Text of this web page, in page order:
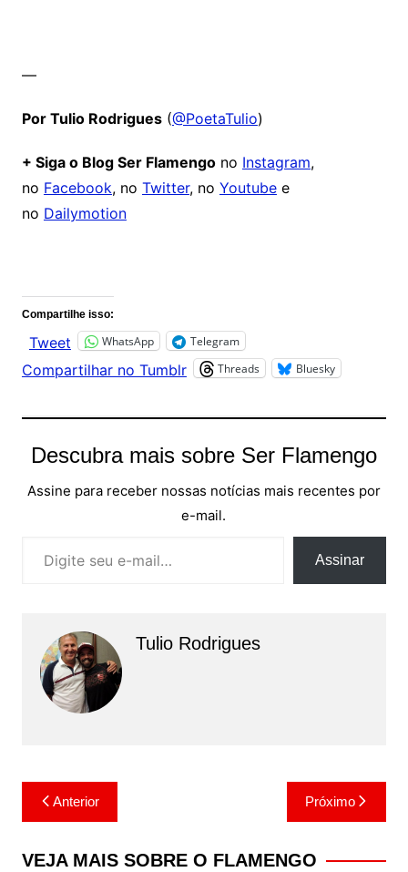
—
Por Tulio Rodrigues(@PoetaTulio)
+ Siga o Blog Ser Flamengono Instagram,
no Facebook, no Twitter, no Youtubee
no Dailymotion
Compartilhe isso:
Tweet WhatsApp Telegram
Compartilhar no Tumblr Threads Bluesky
Descubra mais sobre Ser Flamengo
Assine para receber nossas notícias mais recentes por
e-mail.
Assinar
Tulio Rodrigues
Navegação
de
Post
Anterior Próximo
VEJA MAIS SOBRE O FLAMENGO